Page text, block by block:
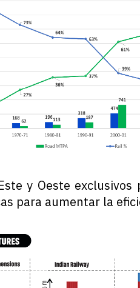
y Oeste
para aumentar la